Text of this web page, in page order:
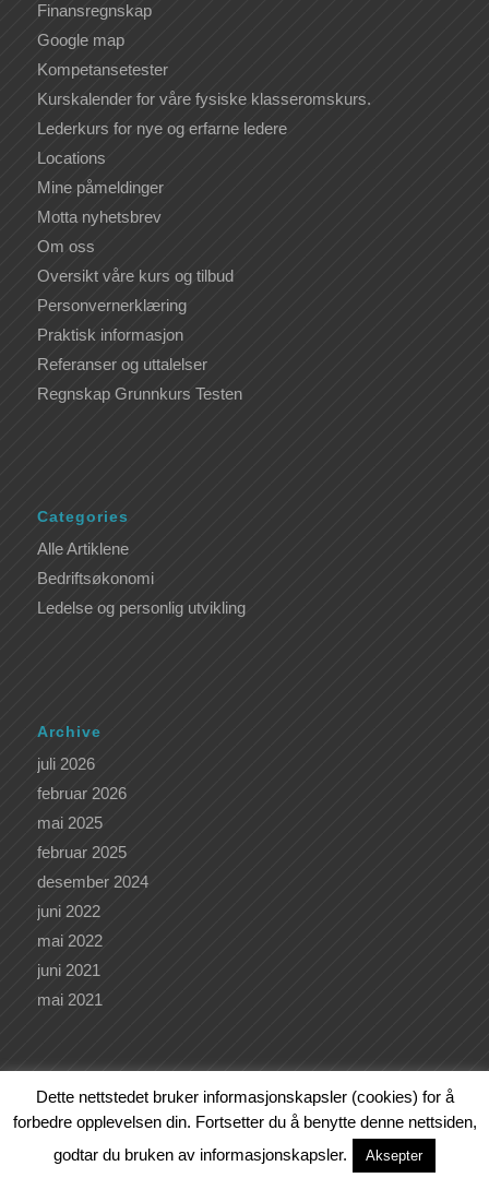
Finansregnskap
Google map
Kompetansetester
Kurskalender for våre fysiske klasseromskurs.
Lederkurs for nye og erfarne ledere
Locations
Mine påmeldinger
Motta nyhetsbrev
Om oss
Oversikt våre kurs og tilbud
Personvernerklæring
Praktisk informasjon
Referanser og uttalelser
Regnskap Grunnkurs Testen
Categories
Alle Artiklene
Bedriftsøkonomi
Ledelse og personlig utvikling
Archive
juli 2026
februar 2026
mai 2025
februar 2025
desember 2024
juni 2022
mai 2022
juni 2021
mai 2021
Kunde avBjørn Sagstad Webutvikling
VÅRE KURS OG TILBUD
KURSKALENDER
LEDERKURS
OM OSS
BLOGG
Dette nettstedet bruker informasjonskapsler (cookies) for å
forbedre opplevelsen din. Fortsetter du å benytte denne nettsiden,
godtar du bruken av informasjonskapsler.
Aksepter